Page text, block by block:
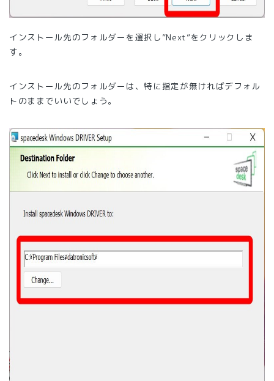
インストール先のフォルダーを選択し”Next”をクリックしま
す。
インストール先のフォルダーは、特に指定が無ければデフォル
トのままでいいでしょう。